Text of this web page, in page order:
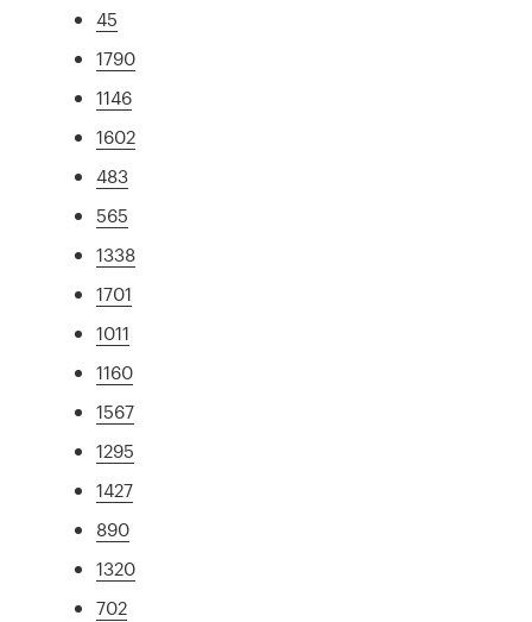
45
1790
1146
1602
483
565
1338
1701
1011
1160
1567
1295
1427
890
1320
702